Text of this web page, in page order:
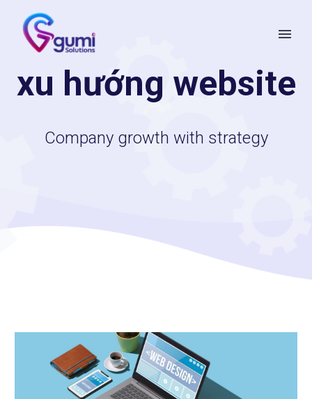
xu hướng website
Company growth with strategy